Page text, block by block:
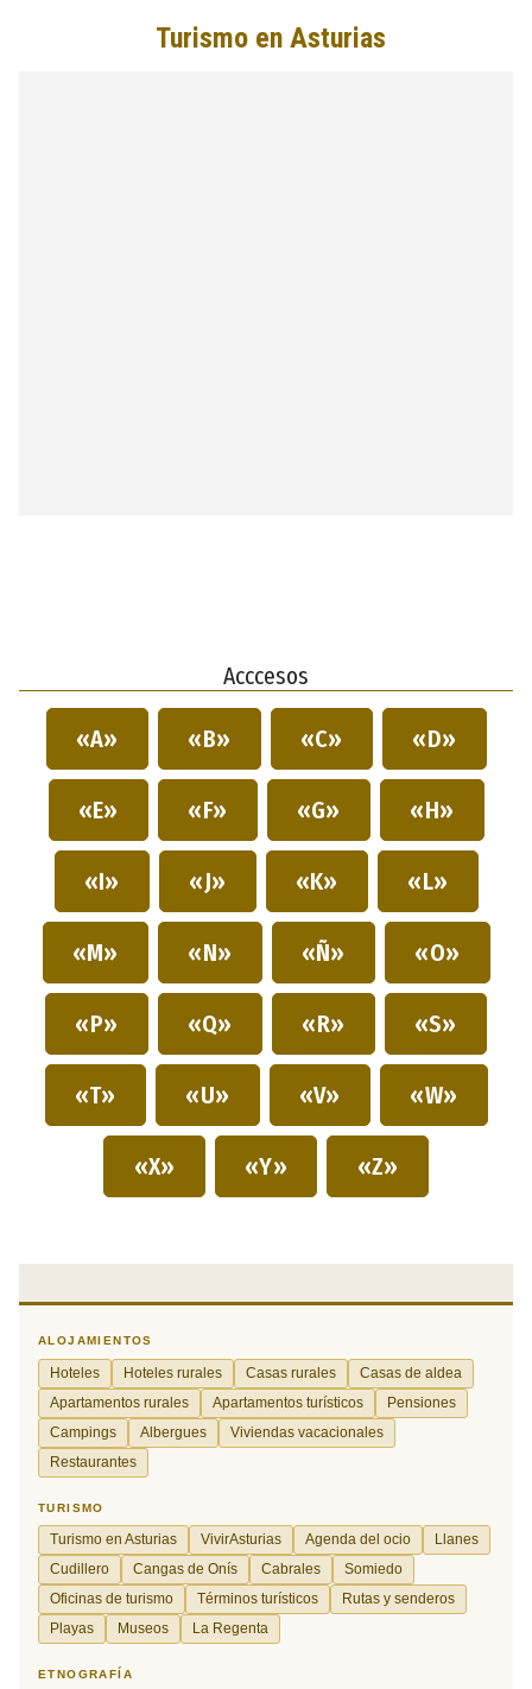
Acccesos
«A» «B» «C» «D»
«E» «F» «G» «H»
«I» «J» «K» «L»
«M» «N» «Ñ» «O»
«P» «Q» «R» «S»
«T» «U» «V» «W»
«X» «Y» «Z»